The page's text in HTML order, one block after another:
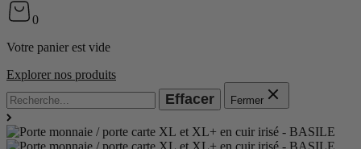
0
Votre panier est vide
Explorer nos produits
Effacer Fermer